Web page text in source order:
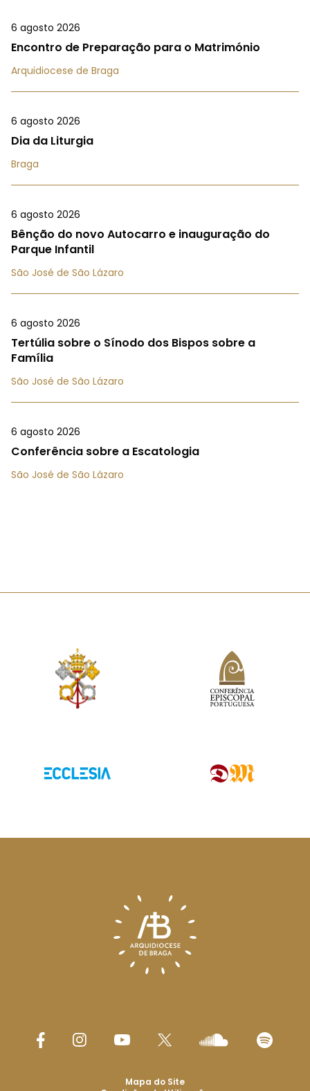
6 agosto 2026
Encontro de Preparação para o Matrimónio
Arquidiocese de Braga
6 agosto 2026
Dia da Liturgia
Braga
6 agosto 2026
Bênção do novo Autocarro e inauguração do
Parque Infantil
São José de São Lázaro
6 agosto 2026
Tertúlia sobre o Sínodo dos Bispos sobre a
Família
São José de São Lázaro
6 agosto 2026
Conferência sobre a Escatologia
São José de São Lázaro
Mapa do Site